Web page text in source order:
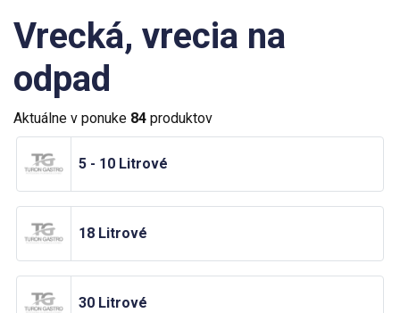
Vrecká, vrecia na
odpad
Aktuálne v ponuke 84 produktov
5 - 10 Litrové
18 Litrové
30 Litrové